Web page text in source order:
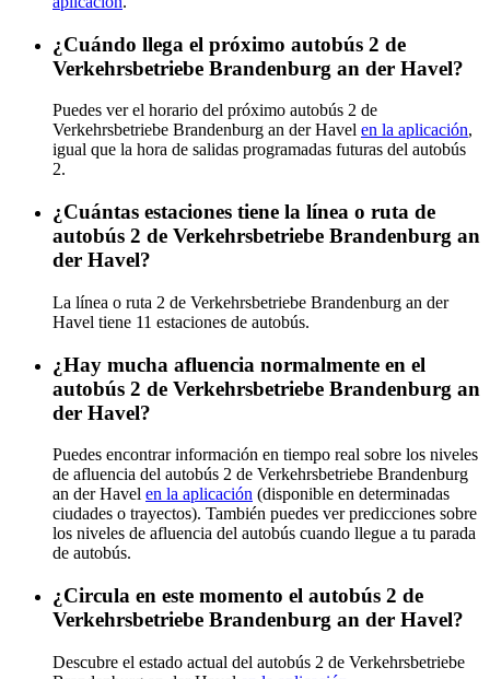
¿Cuándo llega el próximo autobús 2 de
Verkehrsbetriebe Brandenburg an der Havel?
Puedes ver el horario del próximo autobús 2 de
Verkehrsbetriebe Brandenburg an der Havel en la aplicación,
igual que la hora de salidas programadas futuras del autobús
2.
¿Cuántas estaciones tiene la línea o ruta de
autobús 2 de Verkehrsbetriebe Brandenburg an
der Havel?
La línea o ruta 2 de Verkehrsbetriebe Brandenburg an der
Havel tiene 11 estaciones de autobús.
¿Hay mucha afluencia normalmente en el
autobús 2 de Verkehrsbetriebe Brandenburg an
der Havel?
Puedes encontrar información en tiempo real sobre los niveles
de afluencia del autobús 2 de Verkehrsbetriebe Brandenburg
an der Havel en la aplicación (disponible en determinadas
ciudades o trayectos). También puedes ver predicciones sobre
los niveles de afluencia del autobús cuando llegue a tu parada
de autobús.
¿Circula en este momento el autobús 2 de
Verkehrsbetriebe Brandenburg an der Havel?
Descubre el estado actual del autobús 2 de Verkehrsbetriebe